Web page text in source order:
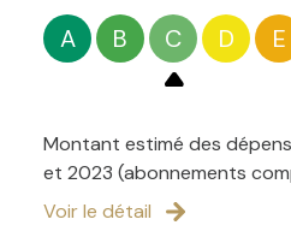
Frais d’agence : 968 EUROS
Les frais d'agences seront
----------------------
A B C D E
Montant estimé des
et 2023 (abonnements
Voir le détail